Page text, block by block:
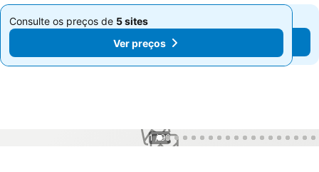
Consulte os preços de 5 sites
De
Ver preços
Consulte os preços de 5 sites
De
€ 99 Ver preços
1 / 96